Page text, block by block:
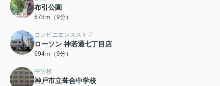
布引公園
678ｍ（9分）
コンビニエンスストア
ローソン 神若通七丁目店
694ｍ（9分）
中学校
神戸市立葺合中学校